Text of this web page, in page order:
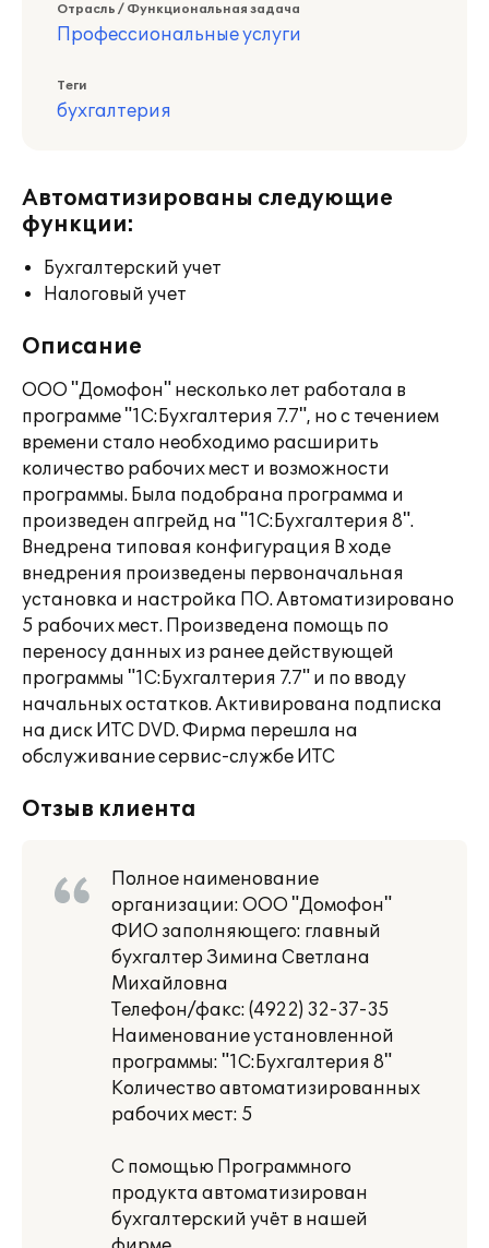
Отрасль / Функциональная задача
Профессиональные услуги
Теги
бухгалтерия
Автоматизированы следующие
функции:
Бухгалтерский учет
Налоговый учет
Описание
ООО "Домофон" несколько лет работала в
программе "1С:Бухгалтерия 7.7", но с течением
времени стало необходимо расширить
количество рабочих мест и возможности
программы. Была подобрана программа и
произведен апгрейд на "1С:Бухгалтерия 8".
Внедрена типовая конфигурация В ходе
внедрения произведены первоначальная
установка и настройка ПО. Автоматизировано
5 рабочих мест. Произведена помощь по
переносу данных из ранее действующей
программы "1С:Бухгалтерия 7.7" и по вводу
начальных остатков. Активирована подписка
на диск ИТС DVD. Фирма перешла на
обслуживание сервис-службе ИТС
Отзыв клиента
Полное наименование
организации: ООО "Домофон"
ФИО заполняющего: главный
бухгалтер Зимина Светлана
Михайловна
Телефон/факс: (4922) 32-37-35
Наименование установленной
программы: "1С:Бухгалтерия 8"
Количество автоматизированных
рабочих мест: 5
С помощью Программного
продукта автоматизирован
бухгалтерский учёт в нашей